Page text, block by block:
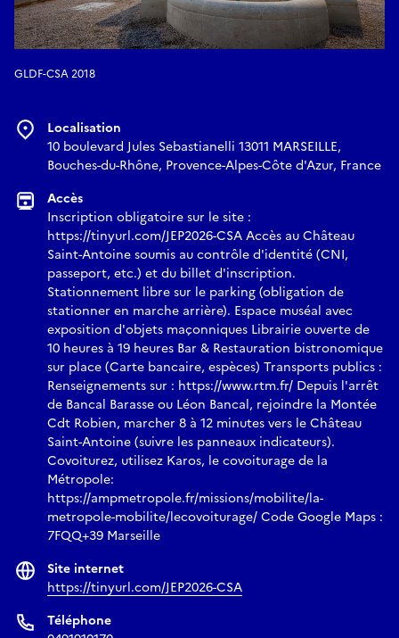
GLDF-CSA 2018
Localisation
10 boulevard Jules Sebastianelli 13011 MARSEILLE,
Bouches-du-Rhône, Provence-Alpes-Côte d'Azur, France
Accès
Inscription obligatoire sur le site :
https://tinyurl.com/JEP2026-CSA Accès au Château
Saint-Antoine soumis au contrôle d'identité (CNI,
passeport, etc.) et du billet d'inscription.
Stationnement libre sur le parking (obligation de
stationner en marche arrière). Espace muséal avec
exposition d'objets maçonniques Librairie ouverte de
10 heures à 19 heures Bar & Restauration bistronomique
sur place (Carte bancaire, espèces) Transports publics :
Renseignements sur : https://www.rtm.fr/ Depuis l'arrêt
de Bancal Barasse ou Léon Bancal, rejoindre la Montée
Cdt Robien, marcher 8 à 12 minutes vers le Château
Saint-Antoine (suivre les panneaux indicateurs).
Covoiturez, utilisez Karos, le covoiturage de la
Métropole:
https://ampmetropole.fr/missions/mobilite/la-
metropole-mobilite/lecovoiturage/ Code Google Maps :
7FQQ+39 Marseille
Site internet
https://tinyurl.com/JEP2026-CSA
Téléphone